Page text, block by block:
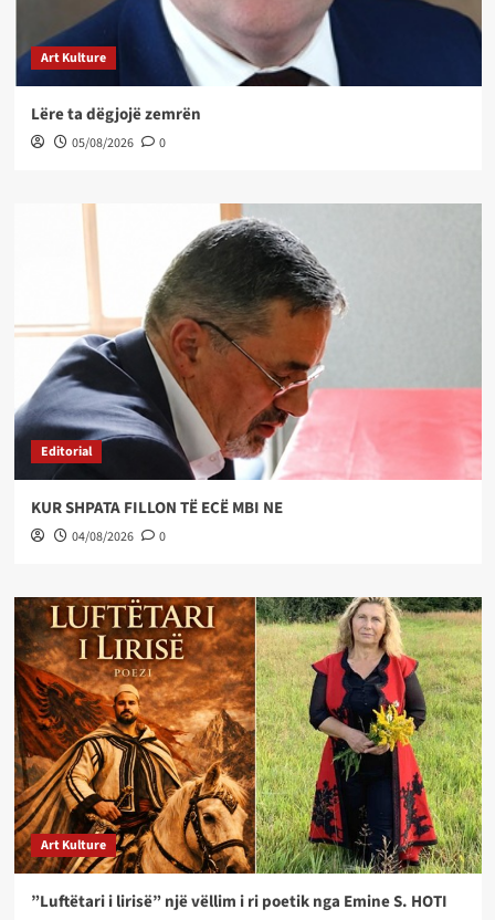
Art Kulture
Lëre ta dëgjojë zemrën
05/08/2026 0
Editorial
KUR SHPATA FILLON TË ECË MBI NE
04/08/2026 0
Art Kulture
”Luftëtari i lirisë” një vëllim i ri poetik nga Emine S. HOTI